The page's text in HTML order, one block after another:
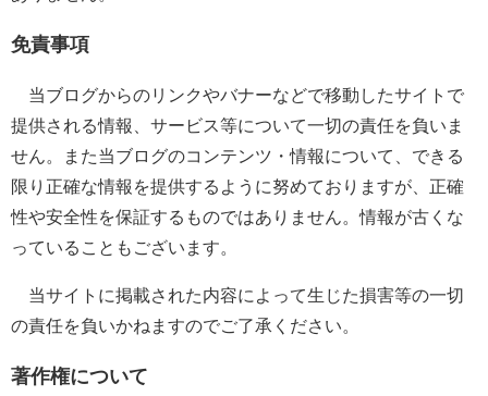
免責事項
当ブログからのリンクやバナーなどで移動したサイトで
提供される情報、サービス等について一切の責任を負いま
せん。また当ブログのコンテンツ・情報について、できる
限り正確な情報を提供するように努めておりますが、正確
性や安全性を保証するものではありません。情報が古くな
っていることもございます。
当サイトに掲載された内容によって生じた損害等の一切
の責任を負いかねますのでご了承ください。
著作権について